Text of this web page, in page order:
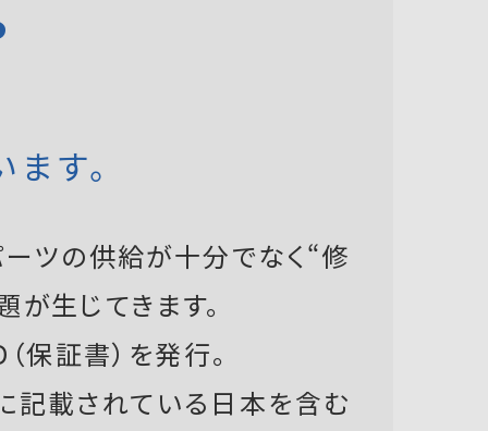
す。
ツの供給が十分でなく“修
生じてきます。
保証書）を発行。
記載されている日本を含む